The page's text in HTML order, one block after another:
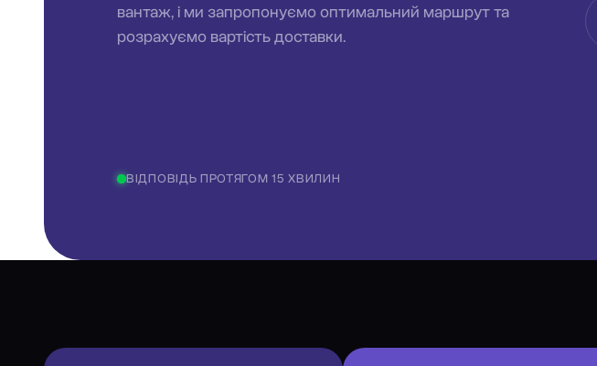
вантаж, і ми запропонуємо оптимальний маршрут та
розрахуємо вартість доставки.
ВІДПОВІДЬ ПРОТЯГОМ 15 ХВИЛИН